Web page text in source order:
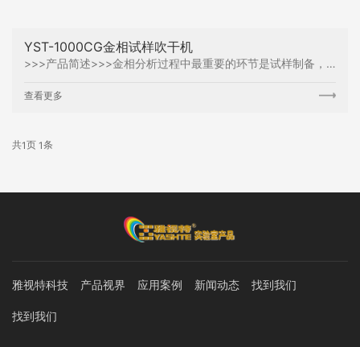
YST-1000CG金相试样吹干机
>>>产品简述>>>金相分析过程中最重要的环节是试样制备，常用方法是用吹风机、纸等方法，但无法快速吹干样品缝隙中的液体。本机适用于金相分析试样腐蚀冲洗后的快速吹干，也可控制冷镶嵌试样的固化反应时间，镶嵌刚开始阶段，利用热风促进反应的开始，反应开始后，冷风可促进试样
查看更多
共1页 1条
雅视特科技 产品视界 应用案例 新闻动态 找到我们
找到我们